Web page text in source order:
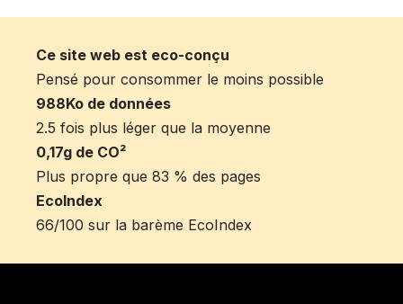
Ce site web est eco-conçu
Pensé pour consommer le moins possible
988Ko de données
2.5 fois plus léger que la moyenne
0,17g de CO²
Plus propre que 83 % des pages
EcoIndex
66/100 sur la barème EcoIndex